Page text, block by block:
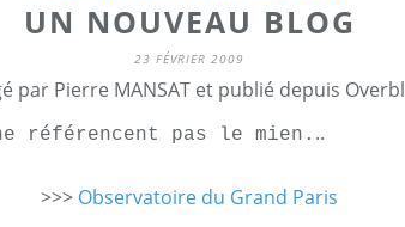
UN NOUVEAU BLOG
23 FÉVRIER 2009
par Pierre MANSAT et publié depuis
référencent pas le mien. ..
>>> Observatoire du Grand Paris